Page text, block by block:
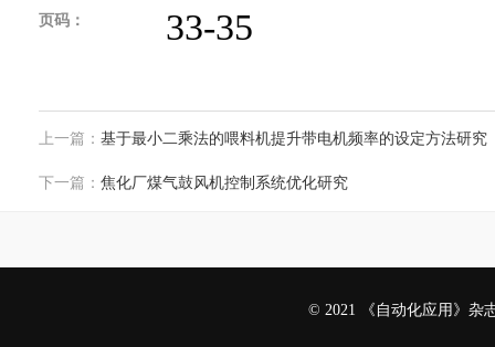
页码： 33-35
上一篇： 基于最小二乘法的喂料机提升带电机频率的设定方法研究
下一篇： 焦化厂煤气鼓风机控制系统优化研究
© 2021 《自动化应用》